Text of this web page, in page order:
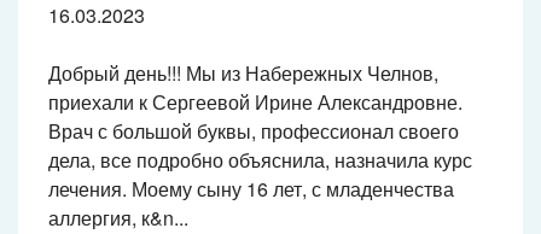
16.03.2023
Добрый день!!! Мы из Набережных Челнов,
приехали к Сергеевой Ирине Александровне.
Врач с большой буквы, профессионал своего
дела, все подробно объяснила, назначила курс
лечения. Моему сыну 16 лет, с младенчества
аллергия, к&n...